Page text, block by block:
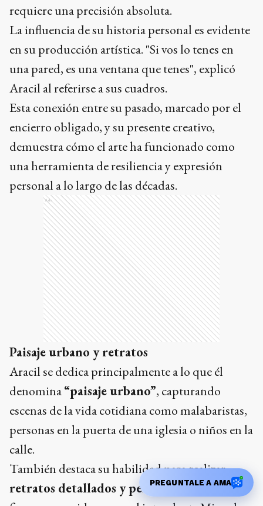
requiere una precisión absoluta.
La influencia de su historia personal es evidente
en su producción artística. "Si vos lo tenes en
una pared, es una ventana que tenes", explicó
Aracil al referirse a sus cuadros.
Esta conexión entre su pasado, marcado por el
encierro obligado, y su presente creativo,
demuestra cómo el arte ha funcionado como
una herramienta de resiliencia y expresión
personal a lo largo de las décadas.
Ads
Paisaje urbano y retratos
Aracil se dedica principalmente a lo que él
denomina“paisaje urbano”, capturando
escenas de la vida cotidiana como malabaristas,
personas en la puerta de una iglesia o niños en la
calle.
También destaca su habilidad para realizar
retratos detallados y perfectos, incluyendo
PREGUNTALE A AMA